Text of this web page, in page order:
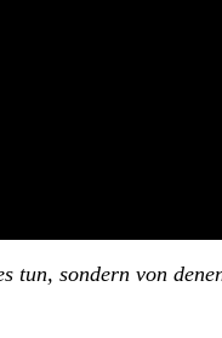
tun, sondern von